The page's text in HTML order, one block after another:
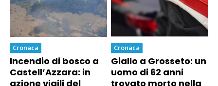
Cronaca
Incendio di bosco a
Castell’Azzara: in
azione vigili del
Cronaca
Giallo a Grosseto: un
uomo di 62 anni
trovato morto nella